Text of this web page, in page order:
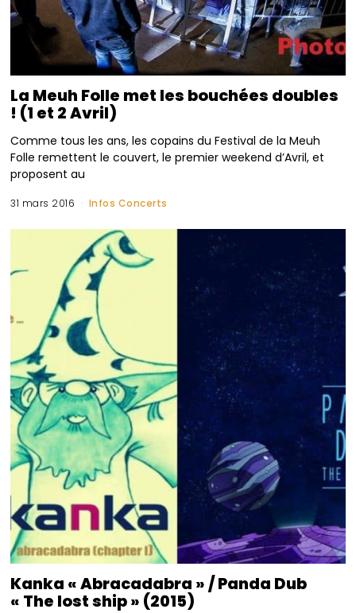
La Meuh Folle met les bouchées doubles
! (1 et 2 Avril)
Comme tous les ans, les copains du Festival de la Meuh
Folle remettent le couvert, le premier weekend d’Avril, et
proposent au
31 mars 2016 Infos Concerts
Kanka « Abracadabra » / Panda Dub
« The lost ship » (2015)